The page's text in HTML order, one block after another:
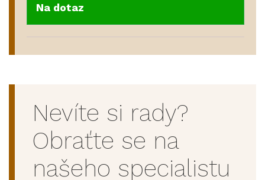
Na dotaz
Nevíte si rady?
Obraťte se na
našeho specialistu